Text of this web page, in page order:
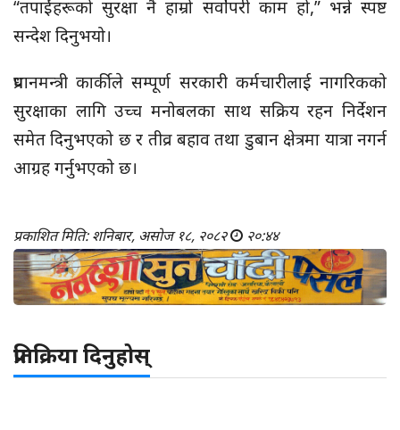
“तपाईंहरूको सुरक्षा नै हाम्रो सर्वोपरी काम हो,” भन्ने स्पष्ट
सन्देश दिनुभयो।
प्रधानमन्त्री कार्कीले सम्पूर्ण सरकारी कर्मचारीलाई नागरिकको
सुरक्षाका लागि उच्च मनोबलका साथ सक्रिय रहन निर्देशन
समेत दिनुभएको छ र तीव्र बहाव तथा डुबान क्षेत्रमा यात्रा नगर्न
आग्रह गर्नुभएको छ।
प्रकाशित मिति: शनिबार, असोज १८, २०८२ २०:४४
प्रतिक्रिया दिनुहोस्